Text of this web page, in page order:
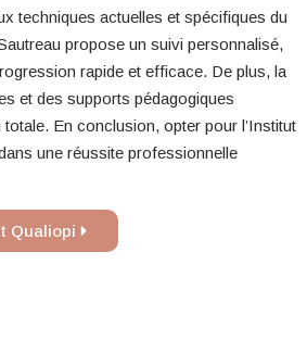
techniques actuelles et spécifiques du
propose un suivi personnalisé,
rapide et efficace. De plus, la
et des supports pédagogiques
En conclusion, opter pour l’Institut
une réussite professionnelle
Qualiopi